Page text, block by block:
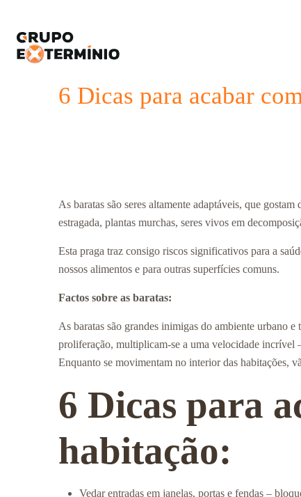
6 Dicas para acabar
As baratas são seres altamente adaptáveis, que
estragada, plantas murchas, seres vivos em
Esta praga traz consigo riscos significativos para a
nossos alimentos e para outras superfícies comuns.
Factos sobre as baratas:
As baratas são grandes inimigas do ambiente urbano e
proliferação, multiplicam-se a uma velocidade incrível
Enquanto se movimentam no interior das habitações,
6 Dicas para
habitação:
Vedar entradas em janelas, portas e fendas –